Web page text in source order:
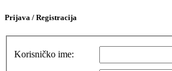
Prijava / Registracija
Korisničko ime: